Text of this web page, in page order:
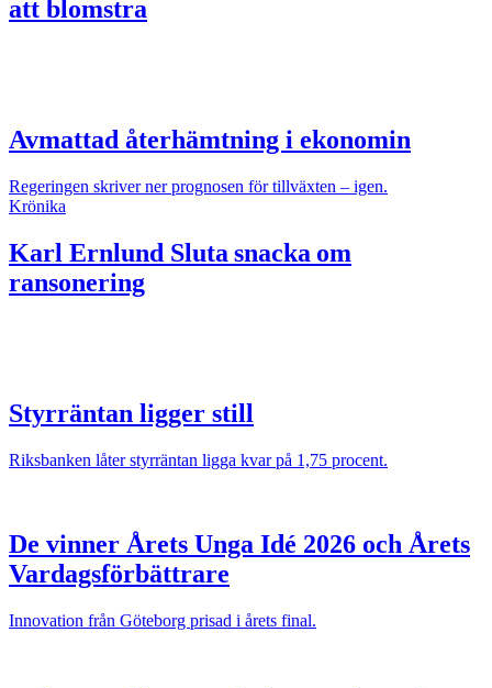
att blomstra
Avmattad återhämtning i ekonomin
Regeringen skriver ner prognosen för tillväxten – igen.
Krönika
Karl Ernlund Sluta snacka om
ransonering
Styrräntan ligger still
Riksbanken låter styrräntan ligga kvar på 1,75 procent.
De vinner Årets Unga Idé 2026 och Årets
Vardagsförbättrare
Innovation från Göteborg prisad i årets final.